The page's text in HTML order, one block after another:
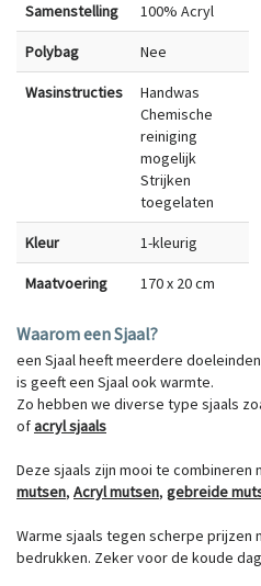
Samenstelling 100% Acryl
Polybag Nee
Wasinstructies
Handwas
Chemische
reiniging
mogelijk
Strijken
toegelaten
Kleur 1-kleurig
Maatvoering 170 x 20 cm
Waarom een Sjaal?
een Sjaal heeft meerdere
is geeft een Sjaal ook warmte.
Zo hebben we diverse type sjaals
ofacryl sjaals
Deze sjaals zijn mooi te combineren
mutsen, Acryl mutsen, gebreide
Warme sjaals tegen scherpe
bedrukken. Zeker voor de koude